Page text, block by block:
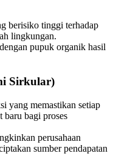
berisiko tinggi terhadap
lingkungan.
pupuk organik hasil
Sirkular)
yang memastikan setiap
baru bagi proses
perusahaan
sumber pendapatan